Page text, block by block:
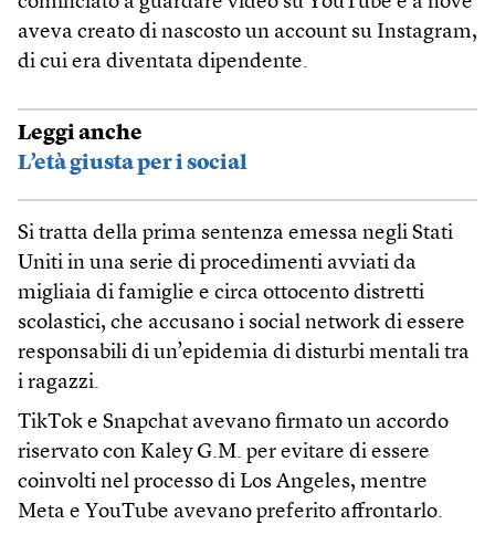
aveva creato di nascosto un account su Instagram,
di cui era diventata dipendente.
Leggi anche
L’età giusta per i social
Si tratta della prima sentenza emessa negli Stati
Uniti in una serie di procedimenti avviati da
migliaia di famiglie e circa ottocento distretti
scolastici, che accusano i social network di essere
responsabili di un’epidemia di disturbi mentali tra
i ragazzi.
TikTok e Snapchat avevano firmato un accordo
riservato con Kaley G.M. per evitare di essere
coinvolti nel processo di Los Angeles, mentre
Meta e YouTube avevano preferito affrontarlo.